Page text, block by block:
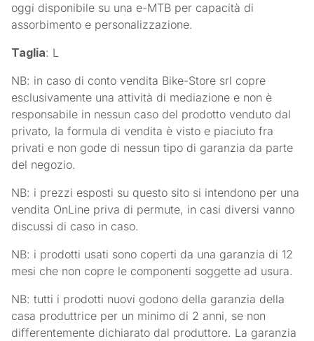
oggi disponibile su una e-MTB per capacità di
assorbimento e personalizzazione.
Taglia: L
NB: in caso di conto vendita Bike-Store srl copre
esclusivamente una attività di mediazione e non è
responsabile in nessun caso del prodotto venduto dal
privato, la formula di vendita è visto e piaciuto fra
privati e non gode di nessun tipo di garanzia da parte
del negozio.
NB: i prezzi esposti su questo sito si intendono per una
vendita OnLine priva di permute, in casi diversi vanno
discussi di caso in caso.
NB: i prodotti usati sono coperti da una garanzia di 12
mesi che non copre le componenti soggette ad usura.
NB: tutti i prodotti nuovi godono della garanzia della
casa produttrice per un minimo di 2 anni, se non
differentemente dichiarato dal produttore. La garanzia